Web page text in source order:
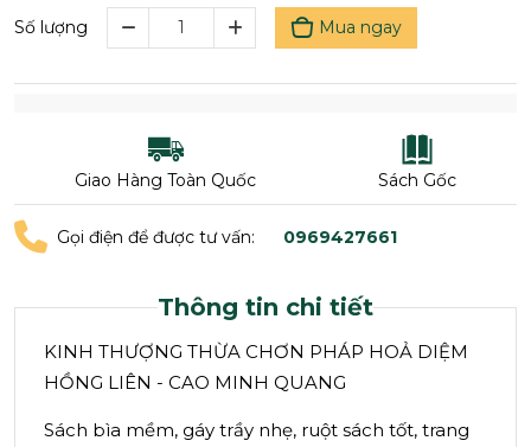
Số lượng Mua ngay
Giao Hàng Toàn Quốc Sách Gốc
Gọi điện để được tư vấn: 0969427661
Thông tin chi tiết
KINH THƯỢNG THỪA CHƠN PHÁP HOẢ DIỆM
HỒNG LIÊN - CAO MINH QUANG
Sách bìa mềm, gáy trầy nhẹ, ruột sách tốt, trang